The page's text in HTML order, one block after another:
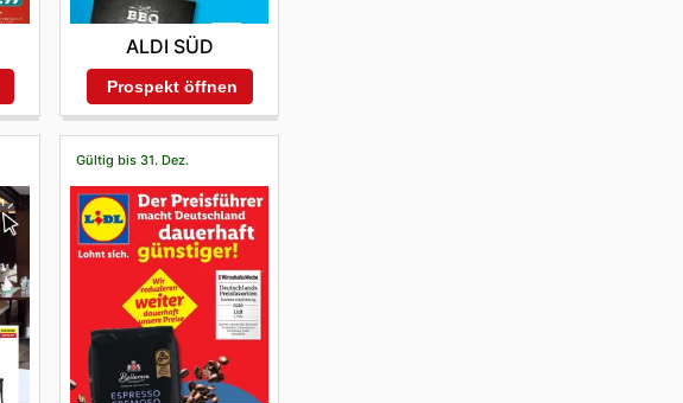
ALDI SÜD
Prospekt öffnen
Gültig bis 31. Dez.